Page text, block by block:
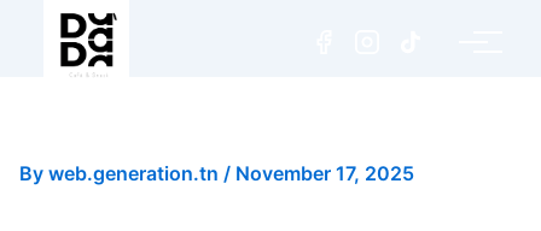
By web.generation.tn / November 17, 2025